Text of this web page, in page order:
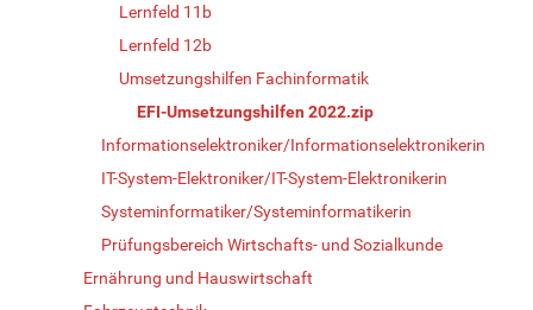
Lernfeld 11b
Lernfeld 12b
Umsetzungshilfen Fachinformatik
EFI-Umsetzungshilfen 2022.zip
Informationselektroniker/Informationselektronikerin
IT-System-Elektroniker/IT-System-Elektronikerin
Systeminformatiker/Systeminformatikerin
Prüfungsbereich Wirtschafts- und Sozialkunde
Ernährung und Hauswirtschaft